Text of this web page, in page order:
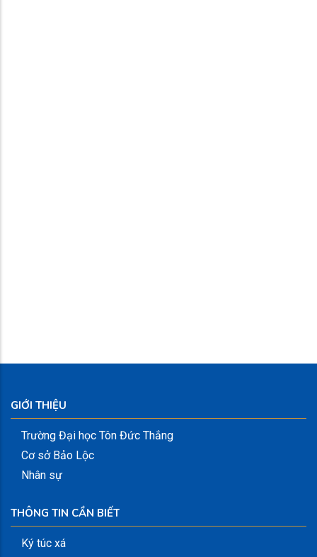
GIỚI THIỆU
Trường Đại học Tôn Đức Thắng
Cơ sở Bảo Lộc
Nhân sự
THÔNG TIN CẦN BIẾT
Ký túc xá